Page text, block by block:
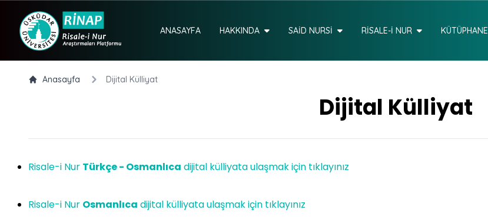
ANASAYFA HAKKINDA SAİD NURSİ RİSALE-İ NUR KÜTÜPHANE
Anasayfa Dijital Külliyat
Dijital Külliyat
Risale-i Nur Türkçe - Osmanlıca dijital külliyata ulaşmak için tıklayınız
Risale-i Nur Osmanlıca dijital külliyata ulaşmak için tıklayınız
menu